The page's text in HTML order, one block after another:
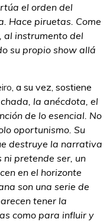
el orden del
Hace piruetas. Come
al instrumento del
su propio show allá
, a su vez, sostiene
la anécdota, el
de lo esencial. No
oportunismo. Su
destruye la narrativa
ni pretende ser, un
en el horizonte
son una serie de
tener la
como para influir y